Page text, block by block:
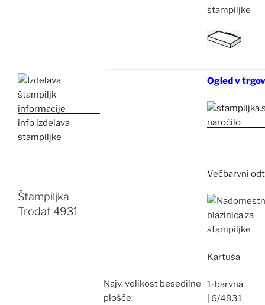
info izdelava
štampiljke
Ogled v
Štampiljka
Trodat 4931
Najv.velikost besedilne
plošče:
Večbarvni
Kartuša
1-barvna
6/4931